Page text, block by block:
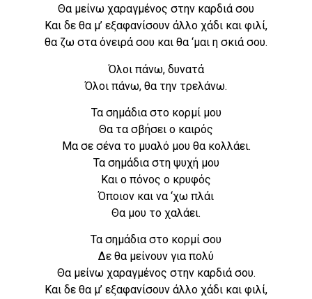
Θα μείνω χαραγμένος στην καρδιά σου
Και δε θα μ’ εξαφανίσουν άλλο χάδι και φιλί,
θα ζω στα όνειρά σου και θα ‘μαι η σκιά σου.
Όλοι πάνω, δυνατά
Όλοι πάνω, θα την τρελάνω.
Τα σημάδια στο κορμί μου
Θα τα σβήσει ο καιρός
Μα σε σένα το μυαλό μου θα κολλάει.
Τα σημάδια στη ψυχή μου
Και ο πόνος ο κρυφός
Όποιον και να ‘χω πλάι
Θα μου το χαλάει.
Τα σημάδια στο κορμί σου
Δε θα μείνουν για πολύ
Θα μείνω χαραγμένος στην καρδιά σου.
Και δε θα μ’ εξαφανίσουν άλλο χάδι και φιλί,